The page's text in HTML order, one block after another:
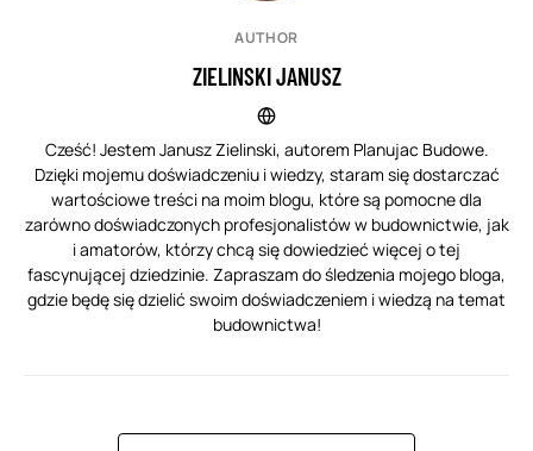
AUTHOR
ZIELINSKI JANUSZ
Cześć! Jestem Janusz Zielinski, autorem Planujac Budowe.
Dzięki mojemu doświadczeniu i wiedzy, staram się dostarczać
wartościowe treści na moim blogu, które są pomocne dla
zarówno doświadczonych profesjonalistów w budownictwie, jak
i amatorów, którzy chcą się dowiedzieć więcej o tej
fascynującej dziedzinie. Zapraszam do śledzenia mojego bloga,
gdzie będę się dzielić swoim doświadczeniem i wiedzą na temat
budownictwa!